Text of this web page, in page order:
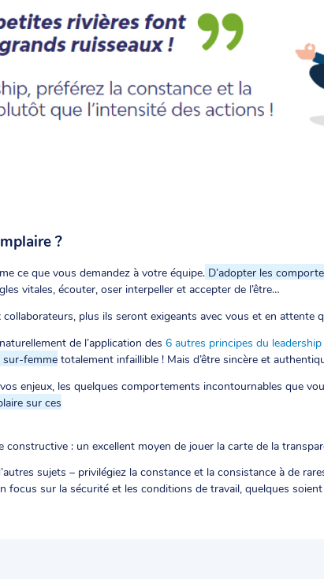
?
ce que vous demandez à votre équipe.D’adopter les
vitales, écouter, oser interpeller et accepter de l’être…
plus ils seront exigeants avec vous et en attente
de l’application des 6 autres principes du
sur-femmetotalement infaillible ! Mais d’être sincère et
enjeux, les quelques comportements incontournables que
sur ces
constructive : un excellent moyen de jouer la carte de la
sujets – privilégiez la constance et la consistance à de
focus sur la sécurité et les conditions de travail, quelques